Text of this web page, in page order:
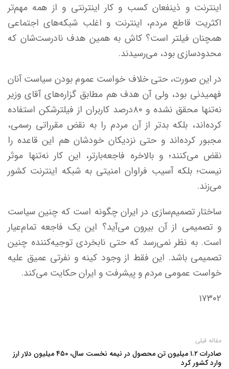
اینترنت و ذینفعان کسب و کار اینترنتی و از همه مهم‌تر
اکثریت قاطع مردم، اینترنت و اغلب شبکه‌های اجتماعی
همچنان فیلتر است؟ کاش به همین هدف نادرست‌شان که
محدودسازی بود، می‌رسیدند.
در این صورت، حتی خلاف خواست عموم بودن سیاست آنان‌
فهمیدنی بود، ولی آن هدف هم مطابق گزاره‌های آقای وزیر
نه‌تنها محقق نشده و ۸۰درصد کاربران از فیلترشکن استفاده
کرده‌اند، بلکه بدتر از آن مردم را به نقض مقرراتی رسمی،
مجبور کرده‌اند و حتی نزدیکان خودشان هم این قاعده را
نقض می‌کنند؛ و بالاخره فاجعه‌بارتر، این کار نه‌تنها موثر
نیست؛ بلکه آسیب فراوان امنیتی به شبکه اینترنت کشور
می‌زند.
ساختار تصمیم‌سازی در ایران چگونه است که چنین سیاست
و تصمیمی از آن بیرون می‌آید؟ این یک فاجعه تمام‌عیار
است. به نظر نمی‌رسد که حتی نابخردی توجیه‌کننده چنین
تصمیمی باشد. این فقط از وجود کینه و نفرتی عمیق علیه
خواست عمومی مردم و پیشرفت و ایران حکایت می‌کند.
۱۷۳۰۲
مقاله قبلی
صادرات ۱.۲ میلیون تن محصول در نیمه نخست سال، ۴۵۰ میلیون دلار ارز
وارد کشور کرد